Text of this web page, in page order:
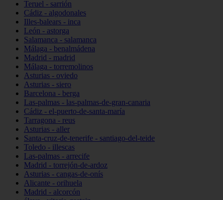
Teruel - sarrión
Cádiz - algodonales
Illes-balears - inca
León - astorga
Salamanca - salamanca
Málaga - benalmádena
Madrid - madrid
Málaga - torremolinos
Asturias - oviedo
Asturias - siero
Barcelona - berga
Las-palmas - las-palmas-de-gran-canaria
Cádiz - el-puerto-de-santa-maría
Tarragona - reus
Asturias - aller
Santa-cruz-de-tenerife - santiago-del-teide
Toledo - illescas
Las-palmas - arrecife
Madrid - torrejón-de-ardoz
Asturias - cangas-de-onís
Alicante - orihuela
Madrid - alcorcón